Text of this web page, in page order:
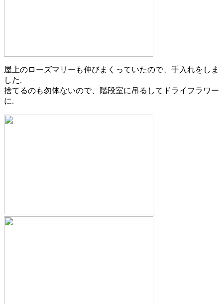
屋上のローズマリーも伸びまくっていたので、手入れをしま
した.
捨てるのも勿体ないので、階段室に吊るしてドライフラワー
に.